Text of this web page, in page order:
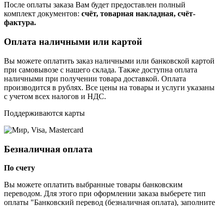
После оплаты заказа Вам будет предоставлен полный
комплект документов: счёт, товарная накладная, счёт-
фактура.
Оплата наличными или картой
Вы можете оплатить заказ наличными или банковской картой
при самовывозе с нашего склада. Также доступна оплата
наличными при получении товара доставкой. Оплата
производится в рублях. Все цены на товары и услуги указаны
с учетом всех налогов и НДС.
Поддерживаются карты
Безналичная оплата
По счету
Вы можете оплатить выбранные товары банковским
переводом. Для этого при оформлении заказа выберете тип
оплаты "Банковский перевод (безналичная оплата), заполните